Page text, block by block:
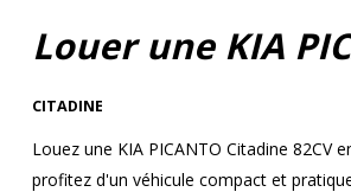
Louer une KIA
CITADINE
Louez une KIA PICANTO Citadine 82CV
profitez d'un véhicule compact et